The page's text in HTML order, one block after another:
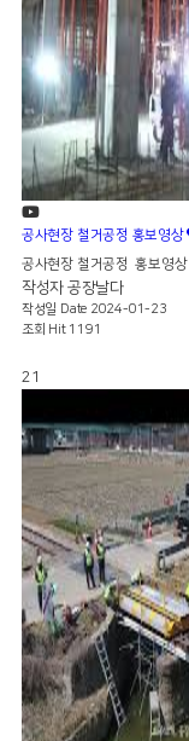
공사현장 철거공정 홍보영상
공사현장 철거공정 홍보영상
작성자 공장날다
작성일 Date 2024-01-23
조회 Hit 1191
21